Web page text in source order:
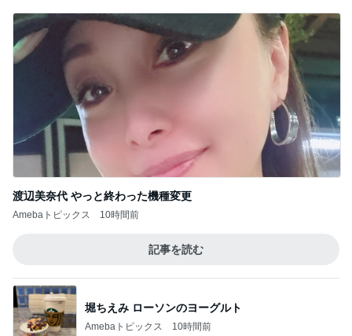
渡辺美奈代 やっと終わった機種変更
Amebaトピックス 10時間前
記事を読む
堀ちえみ ローソンのヨーグルト
Amebaトピックス 10時間前